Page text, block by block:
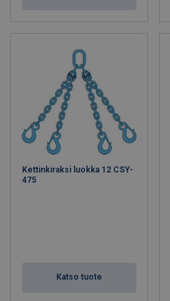
Kettinkiraksi luokka 12 CSY-
475
Katso tuote